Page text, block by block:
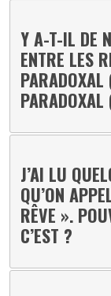
Y A-T-IL DE
ENTRE LES
J’AI LU
QU’ON
RÊVE ».
C’EST ?